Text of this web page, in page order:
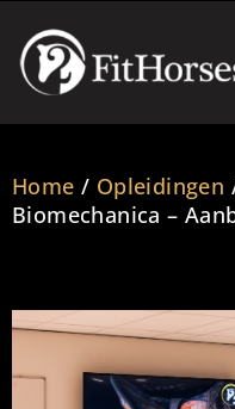
Home / Opleidingen
Biomechanica –